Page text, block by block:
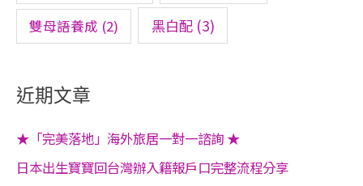
雙母語養成 (2) 黑白配(3)
近期文章
★「完美落地」海外旅居一對一諮詢 ★
日本出生寶寶回台灣辦入籍報戶口完整流程分享